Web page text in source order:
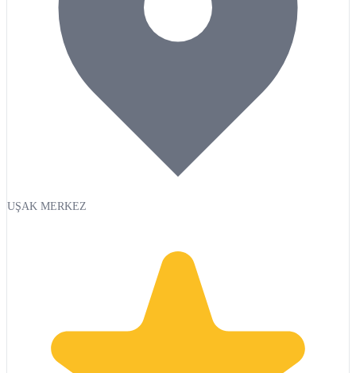
UŞAK MERKEZ